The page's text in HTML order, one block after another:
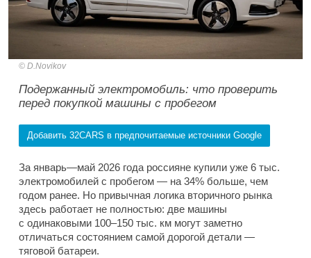
D.Novikov
Подержанный электромобиль: что проверить
перед покупкой машины с пробегом
Добавить 32CARS в предпочитаемые источники Google
За январь—май 2026 года россияне купили уже 6 тыс.
электромобилей с пробегом — на 34% больше, чем
годом ранее. Но привычная логика вторичного рынка
здесь работает не полностью: две машины
с одинаковыми 100–150 тыс. км могут заметно
отличаться состоянием самой дорогой детали —
тяговой батареи.